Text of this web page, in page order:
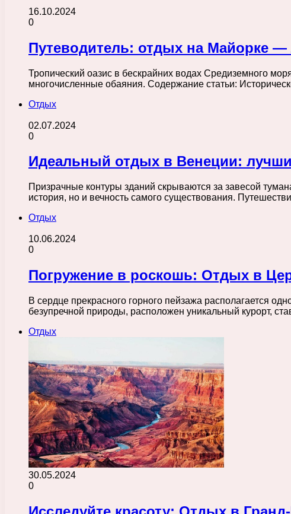
16.10.2024
0
Путеводитель: отдых на Майорке —
Тропический оазис в бескрайних водах Средиземного
многочисленные обаяния. Содержание статьи:
Отдых
02.07.2024
0
Идеальный отдых в Венеции:
Призрачные контуры зданий скрываются за завесой
история, но и вечность самого существования.
Отдых
10.06.2024
0
Погружение в роскошь: Отдых в
В сердце прекрасного горного пейзажа располагается
безупречной природы, расположен уникальный курорт,
Отдых
30.05.2024
0